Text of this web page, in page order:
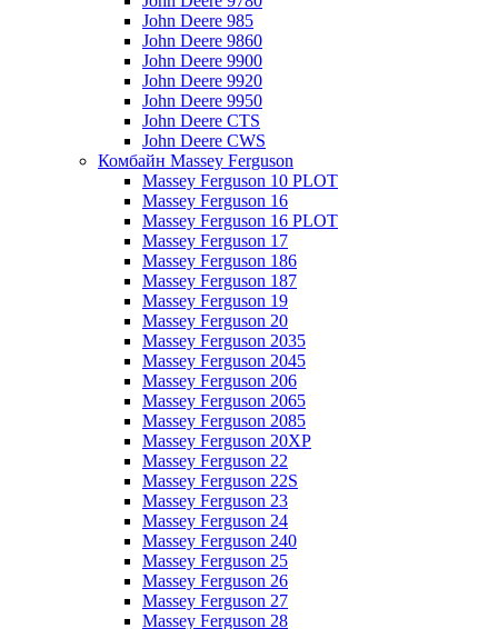
John Deere 985
John Deere 9860
John Deere 9900
John Deere 9920
John Deere 9950
John Deere CTS
John Deere CWS
Комбайн Massey Ferguson
Massey Ferguson 10 PLOT
Massey Ferguson 16
Massey Ferguson 16 PLOT
Massey Ferguson 17
Massey Ferguson 186
Massey Ferguson 187
Massey Ferguson 19
Massey Ferguson 20
Massey Ferguson 2035
Massey Ferguson 2045
Massey Ferguson 206
Massey Ferguson 2065
Massey Ferguson 2085
Massey Ferguson 20XP
Massey Ferguson 22
Massey Ferguson 22S
Massey Ferguson 23
Massey Ferguson 24
Massey Ferguson 240
Massey Ferguson 25
Massey Ferguson 26
Massey Ferguson 27
Massey Ferguson 28